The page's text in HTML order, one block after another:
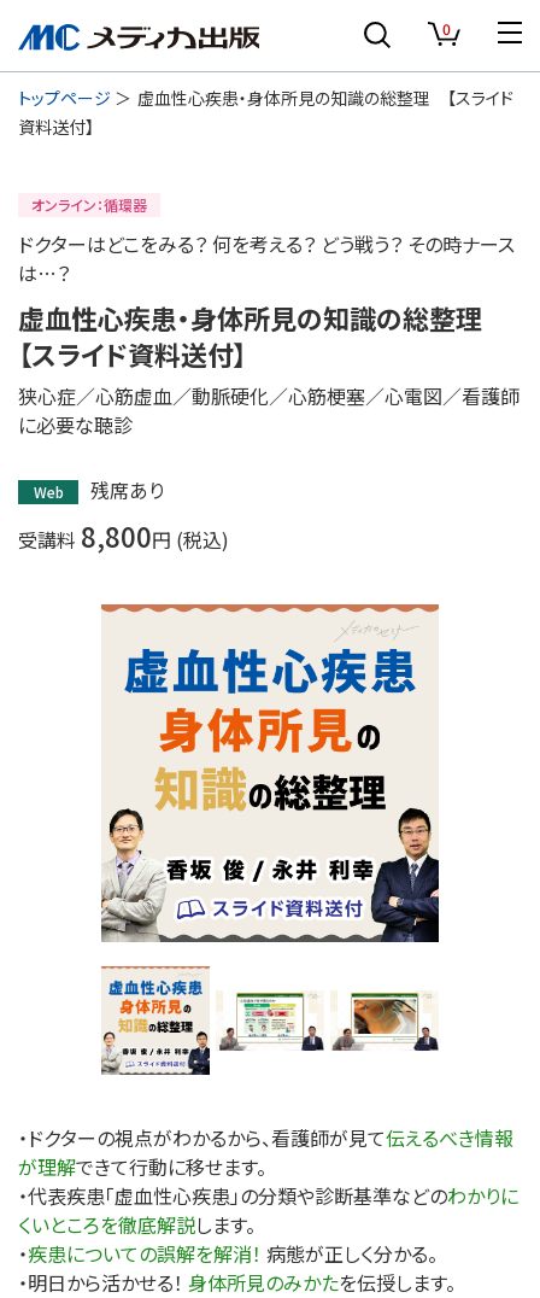
0
トップページ
虚血性心疾患・身体所見の知識の総整理 【スライド
資料送付】
オンライン：循環器
ドクターはどこをみる？ 何を考える？ どう戦う？ その時ナース
は…？
虚血性心疾患・身体所見の知識の総整理
【スライド資料送付】
狭心症／心筋虚血／動脈硬化／心筋梗塞／心電図／看護師
に必要な聴診
Web
残席あり
受講料 8,800円 (税込)
・ドクターの視点がわかるから、看護師が見て伝えるべき情報
が理解できて行動に移せます。
・代表疾患「虚血性心疾患」の分類や診断基準などのわかりに
くいところを徹底解説します。
・疾患についての誤解を解消！ 病態が正しく分かる。
・明日から活かせる！ 身体所見のみかたを伝授します。